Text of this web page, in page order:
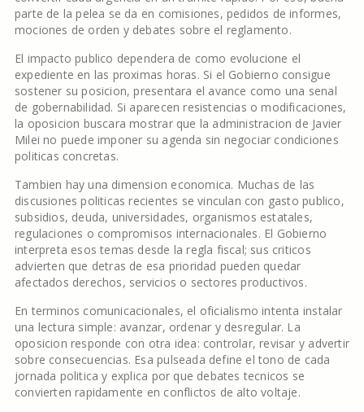
parte de la pelea se da en comisiones, pedidos de informes,
mociones de orden y debates sobre el reglamento.
El impacto publico dependera de como evolucione el
expediente en las proximas horas. Si el Gobierno consigue
sostener su posicion, presentara el avance como una senal
de gobernabilidad. Si aparecen resistencias o modificaciones,
la oposicion buscara mostrar que la administracion de Javier
Milei no puede imponer su agenda sin negociar condiciones
politicas concretas.
Tambien hay una dimension economica. Muchas de las
discusiones politicas recientes se vinculan con gasto publico,
subsidios, deuda, universidades, organismos estatales,
regulaciones o compromisos internacionales. El Gobierno
interpreta esos temas desde la regla fiscal; sus criticos
advierten que detras de esa prioridad pueden quedar
afectados derechos, servicios o sectores productivos.
En terminos comunicacionales, el oficialismo intenta instalar
una lectura simple: avanzar, ordenar y desregular. La
oposicion responde con otra idea: controlar, revisar y advertir
sobre consecuencias. Esa pulseada define el tono de cada
jornada politica y explica por que debates tecnicos se
convierten rapidamente en conflictos de alto voltaje.